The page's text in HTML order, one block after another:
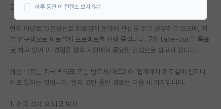
연구실(PI) 홍보 게시판
석박사 채용 정보 게시판
학부 인턴 게시판
공학부 4학년 학생입니다.
현재 아날로그/혼성신호 회로설계 분야에 관심을 두고 공부하고 있으며, 학
부 연구생으로 회로설계 프로젝트를 진행 중입니다. 7월 tape-out을 목표
로 하고 있어 이 경험을 향후 지원에서 중요한 강점으로 삼고자 합니다.
최종 목표는 미국 빅테크 또는 반도체/하드웨어 업계에서 회로설계 엔지니
어로 일하는 것입니다. 현재 고민 중인 경로는 다음 세 가지입니다.
1. 한국 석사 후 미국 박사
하루 동안 이 컨텐츠 보지 않기